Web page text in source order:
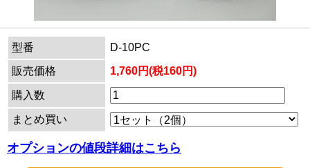
型番
D-10PC
販売価格
1,760円(税160円)
購入数
まとめ買い
オプションの値段詳細はこちら